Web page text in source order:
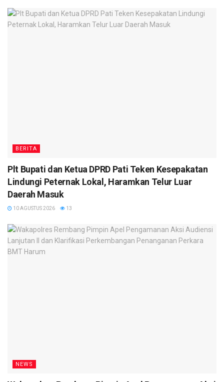
BERITA
Plt Bupati dan Ketua DPRD Pati Teken Kesepakatan
Lindungi Peternak Lokal, Haramkan Telur Luar
Daerah Masuk
10 AGUSTUS 2026 13
NEWS